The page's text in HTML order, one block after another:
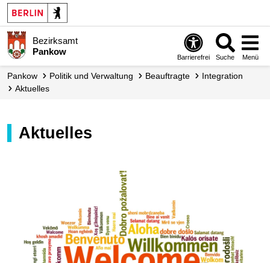
Bezirksamt
Pankow
Barrierefrei Suche Menü
Pankow Politik und Verwaltung Beauftragte
Integration
Aktuelles
Aktuelles